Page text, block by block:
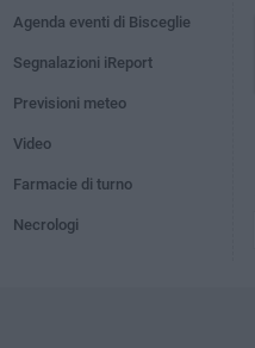
Agenda eventi di Bisceglie
Segnalazioni iReport
Previsioni meteo
Video
Farmacie di turno
Necrologi